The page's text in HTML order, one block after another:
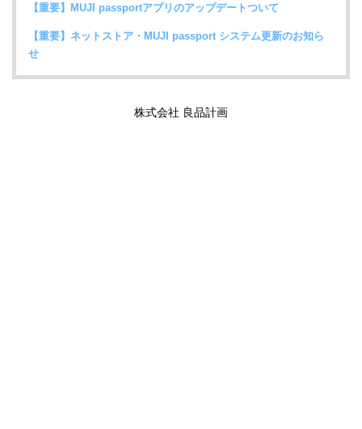
【重要】MUJI passportアプリのアップデートついて
【重要】ネットストア・MUJI passport システム更新のお知ら
せ
株式会社 良品計画